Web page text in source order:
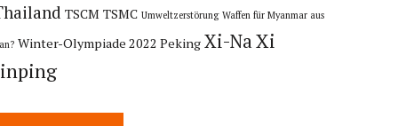
TSCM TSMC Umweltzerstörung Waffen für Myanmar aus
Winter-Olympiade 2022 Peking Xi-NaXi